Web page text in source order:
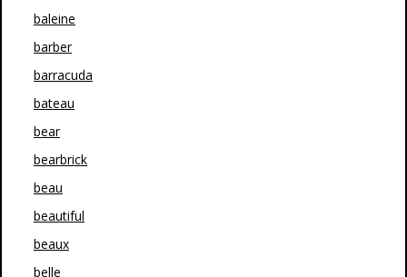
baleine
barber
barracuda
bateau
bear
bearbrick
beau
beautiful
beaux
belle